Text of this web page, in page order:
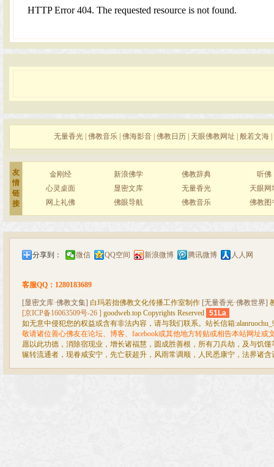
无量香光 佛教音乐 佛海影音 佛教日历 天眼佛教网址 般若文海
友
情
链
接
金刚经 新浪佛学 佛教辞典
听佛
心灵桌面
显密文库 无量香光
天眼网
网上礼佛
佛眼导航 佛教音乐 佛教图
分享到： 微信 QQ空间 新浪微博 腾讯微博 人人网
客服QQ：1280183689
[显密文库·佛教文集] 白玛若拙佛教文化传播工作室制作 [无量香光·佛教世界]
[京ICP备16063509号-26 ] goodweb.top Copyrights Reserved 51La
如无意中侵犯您的权益或含有非法内容，请与我们联系。站长信箱
敬请诸位善心佛友在论坛、博客、facebook或其他地方转贴或相告本站网址或
愿以此功德，消除宿现业，增长诸福慧，圆成胜善根，所有刀兵劫，及与饥
辗转流通者，现眷咸安宁，先亡获超升，风雨常调顺，人民悉康宁，法界诸含